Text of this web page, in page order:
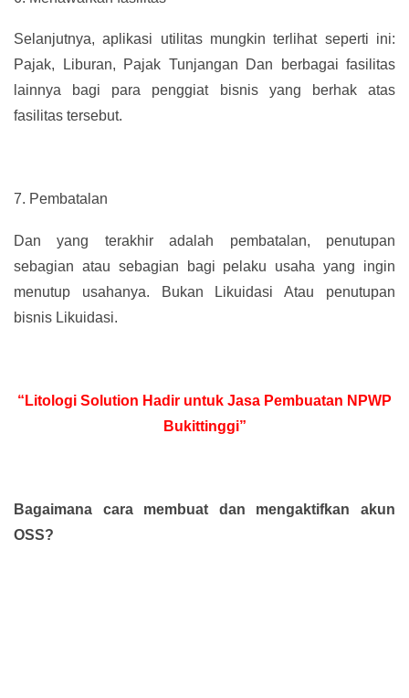
Selanjutnya, aplikasi utilitas mungkin terlihat seperti ini:
Pajak, Liburan, Pajak Tunjangan Dan berbagai fasilitas
lainnya bagi para penggiat bisnis yang berhak atas
fasilitas tersebut.
7. Pembatalan
Dan yang terakhir adalah pembatalan, penutupan
sebagian atau sebagian bagi pelaku usaha yang ingin
menutup usahanya. Bukan Likuidasi Atau penutupan
bisnis Likuidasi.
“Litologi Solution Hadir untuk Jasa Pembuatan NPWP
Bukittinggi”
Bagaimana cara membuat dan mengaktifkan akun
OSS?